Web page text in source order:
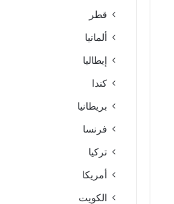
قطر
ألمانيا
إيطاليا
كندا
بريطانيا
فرنسا
تركيا
أمريكا
الكويت